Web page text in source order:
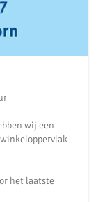
wij een
het laatste